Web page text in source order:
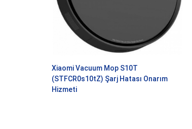
Xiaomi Vacuum Mop S10T
(STFCR0s10tZ) Şarj Hatası Onarım
Hizmeti